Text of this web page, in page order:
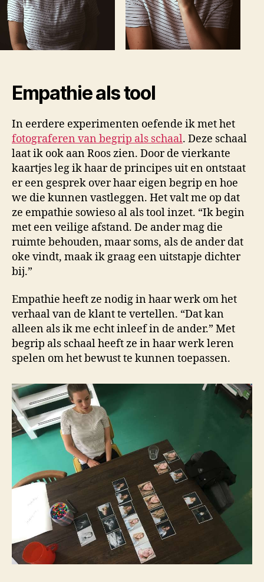
Empathie als tool
In eerdere experimenten oefende ik met het
fotograferen van begrip als schaal. Deze schaal
laat ik ook aan Roos zien. Door de vierkante
kaartjes leg ik haar de principes uit en ontstaat
er een gesprek over haar eigen begrip en hoe
we die kunnen vastleggen. Het valt me op dat
ze empathie sowieso al als tool inzet. “Ik begin
met een veilige afstand. De ander mag die
ruimte behouden, maar soms, als de ander dat
oke vindt, maak ik graag een uitstapje dichter
bij.”
Empathie heeft ze nodig in haar werk om het
verhaal van de klant te vertellen. “Dat kan
alleen als ik me echt inleef in de ander.” Met
begrip als schaal heeft ze in haar werk leren
spelen om het bewust te kunnen toepassen.